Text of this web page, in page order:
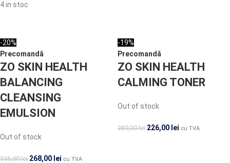
4 in stoc
-20%
Precomandă
ZO SKIN HEALTH
BALANCING
CLEANSING
EMULSION
Out of stock
336,00lei 268,00 lei cu TVA
-19%
Precomandă
ZO SKIN HEALTH
CALMING TONER
Out of stock
280,00lei 226,00 lei cu TVA